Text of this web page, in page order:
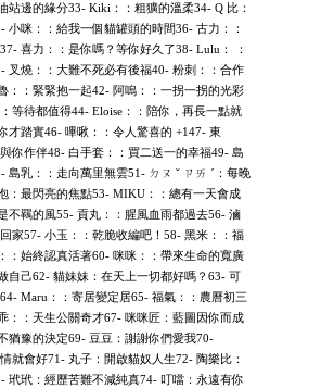
站邊的緣分33- Kiki：：粗獷的溫柔34- Q 比：
小咪：：給我一個貓罐頭的時間36- 古力：：
喜力：：是你嗎？等你好久了38- Lulu： ：
叉燒：：大難不死必有後福40- 粉刺：：合作
：：緊緊抱一起42- 阿嗚：：一拐一拐的光彩
等待都值得44- Eloise：：陪你，再長一點就
才踏實46- 嗶啾：：令人驚喜的 +147- 東
你作伴48- 白手套：：買二送一的幸福49- 島
島乳：：走向萬里無雲51- ㄉㄡ ˇ ㄗㄞ ˊ：每晚
：最閃亮的焦點53- MIKU：：總有一天會成
不羈的風55- 貢丸：：腥風血雨都過去56- 滷
家57- 小玉：：乾脆收編吧！58- 黑米：：福
：始終認真活著60- 咪咪：：帶來生命的寬廣
自己62- 貓妹妹：在天上一切都好嗎？63- 可
Maru：：寄居變定居65- 福氣：：農曆初三
：：天生公關奇才67- 咪咪匠：藍圖因你而成
猶豫的決定69- 豆豆：謝謝你們愛我70-
就會好71- 丸子：開啟貓奴人生72- 陶樂比：
玳玳：經歷苦難不減純真74- 叮噹：永遠有你